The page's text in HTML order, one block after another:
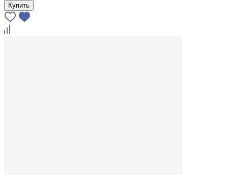
Купить